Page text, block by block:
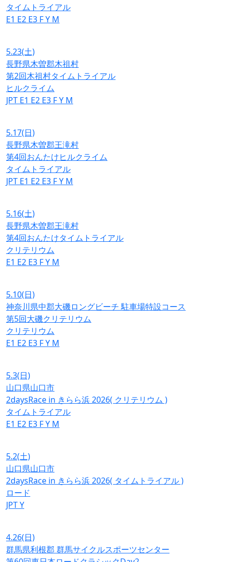
タイムトライアル
E1 E2 E3 FY M
5.23(土)
長野県木曽郡木祖村
第2回木祖村タイムトライアル
ヒルクライム
JPT E1 E2 E3 FY M
5.17(日)
長野県木曽郡王滝村
第4回おんたけヒルクライム
タイムトライアル
JPT E1 E2 E3 FY M
5.16(土)
長野県木曽郡王滝村
第4回おんたけタイムトライアル
クリテリウム
E1 E2 E3 FY M
5.10(日)
神奈川県中郡大磯ロングビーチ 駐車場特設コース
第5回大磯クリテリウム
クリテリウム
E1 E2 E3 FY M
5.3(日)
山口県山口市
2daysRace in きらら浜 2026( クリテリウム )
タイムトライアル
E1 E2 E3 FY M
5.2(土)
山口県山口市
2daysRace in きらら浜 2026( タイムトライアル )
ロード
JPTY
4.26(日)
群馬県利根郡 群馬サイクルスポーツセンター